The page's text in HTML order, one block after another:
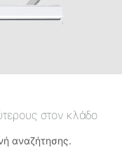
στον κλάδο
αναζήτησης.